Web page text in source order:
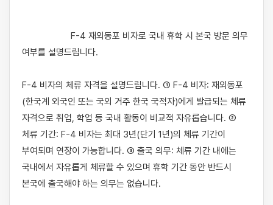
여부를 설명드립니다.
F-4 비자의 체류 자격을 설명드립니다. ① F-4 비자: 재외동포
(한국계 외국인 또는 국외 거주 한국 국적자)에게 발급되는 체류
자격으로 취업, 학업 등 국내 활동이 비교적 자유롭습니다. ②
체류 기간: F-4 비자는 최대 3년(단기 1년)의 체류 기간이
부여되며 연장이 가능합니다. ③ 출국 의무: 체류 기간 내에는
국내에서 자유롭게 체류할 수 있으며 휴학 기간 동안 반드시
본국에 출국해야 하는 의무는 없습니다.